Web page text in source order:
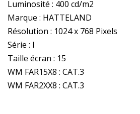
Luminosité : 400 cd/m2
Marque : HATTELAND
Résolution : 1024 x 768 Pixels
Série : I
Taille écran : 15
WM FAR15X8 : CAT.3
WM FAR2XX8 : CAT.3